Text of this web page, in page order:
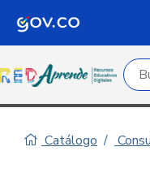
Catálogo